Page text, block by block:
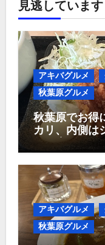
見逃しています
アキバグルメ
秋葉原グルメ
秋葉原でお得
カリ、内側は
のお店 やま
アキバグルメ
秋葉原グルメ